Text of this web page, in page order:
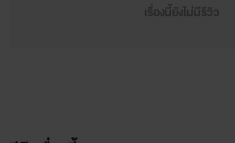
เรื่องนี้ยังไม่มีรีวิว